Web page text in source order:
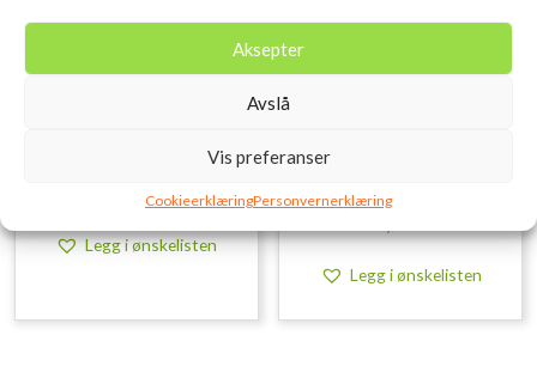
Aksepter
Avslå
Vis preferanser
CookieerklæringPersonvernerklæring
Smoke 21.4X11.8X4.5CM
129,00inkl. MVA.
Legg i ønskelisten
Needlefish PHP
Legg i ønskelisten